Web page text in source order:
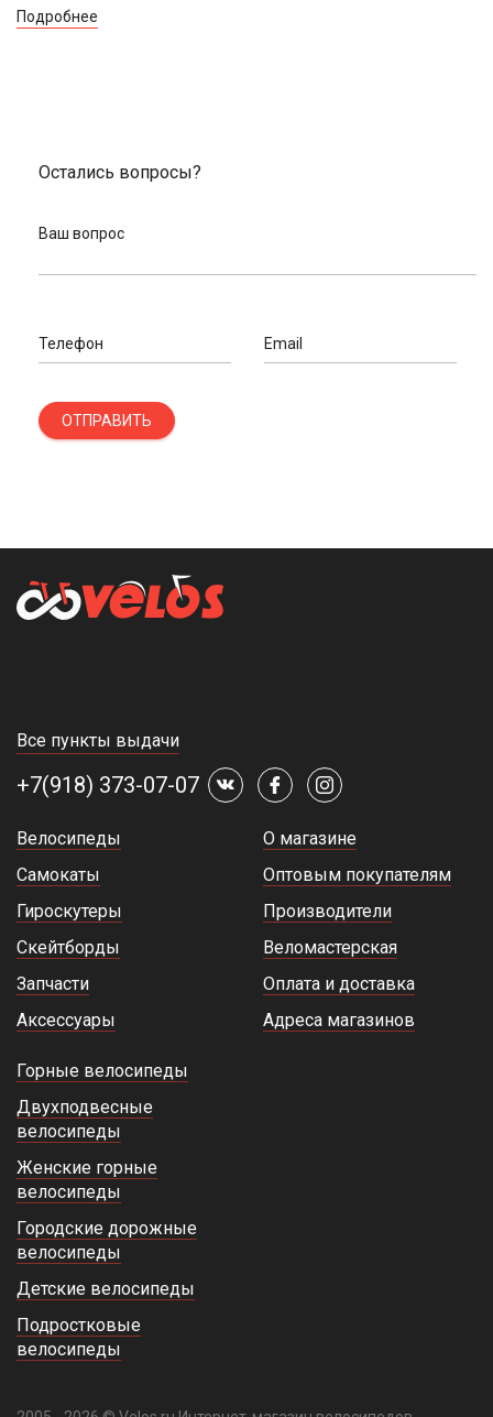
Подробнее
Остались вопросы?
Ваш вопрос
Телефон Email
ОТПРАВИТЬ
Все пункты выдачи
+7(918) 373-07-07
Велосипеды
Самокаты
Гироскутеры
Скейтборды
Запчасти
Аксессуары
О магазине
Оптовым покупателям
Производители
Веломастерская
Оплата и доставка
Адреса магазинов
Горные велосипеды
Двухподвесные
велосипеды
Женские горные
велосипеды
Городские дорожные
велосипеды
Детские велосипеды
Подростковые
велосипеды